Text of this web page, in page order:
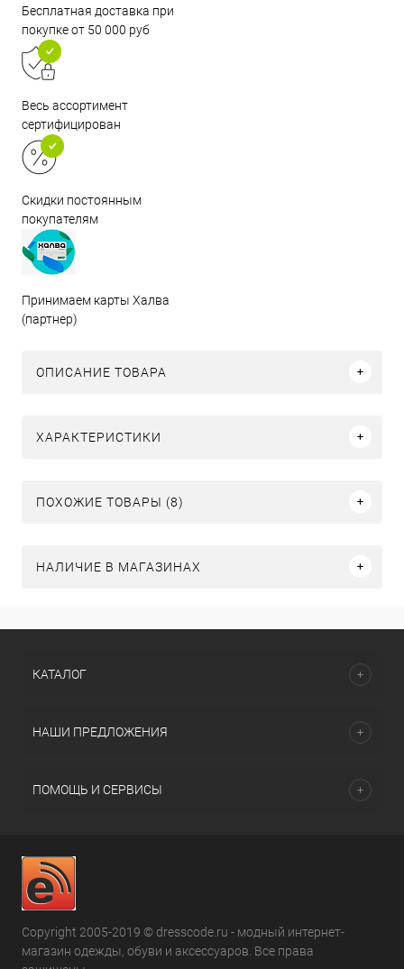
Бесплатная доставка при
покупке от 50 000 руб
Весь ассортимент
сертифицирован
Скидки постоянным
покупателям
Принимаем карты Халва
(партнер)
ОПИСАНИЕ ТОВАРА
ХАРАКТЕРИСТИКИ
ПОХОЖИЕ ТОВАРЫ (8)
НАЛИЧИЕ В МАГАЗИНАХ
КАТАЛОГ
НАШИ ПРЕДЛОЖЕНИЯ
ПОМОЩЬ И СЕРВИСЫ
Copyright 2005-2019 © dresscode.ru - модный интернет-
магазин одежды, обуви и аксессуаров. Все права